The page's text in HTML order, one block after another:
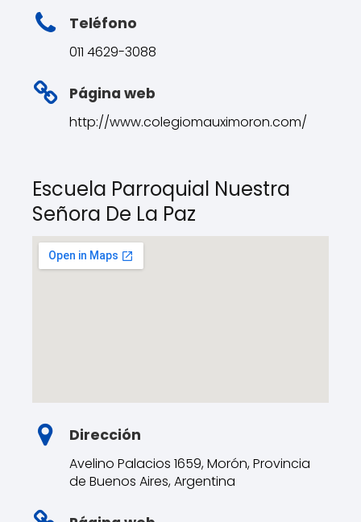
Teléfono
011 4629-3088
Página web
http://www.colegiomauximoron.com/
Escuela Parroquial Nuestra
Señora De La Paz
Dirección
Avelino Palacios 1659, Morón, Provincia
de Buenos Aires, Argentina